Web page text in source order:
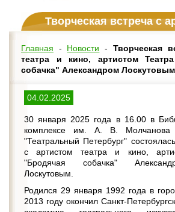
Творческая встреча с артистом театра и кино, артистом Театра кукол "Бродячая
Главная - Новости - Творческая
театра и кино, артистом
собачка" Александром Лоскутовым
04.02.2025
30 января 2025 года в 16.00 в
комплексе им. А. В. Молчанова
"Театральный Петербург"
с артистом театра и кино,
"Бродячая собачка"
Лоскутовым.
Родился 29 января 1992 года в
2013 году окончил Санкт-